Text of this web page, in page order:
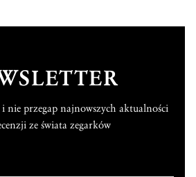
nie przegap najnowszych aktualności
ze świata zegarków